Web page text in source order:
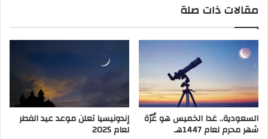
مقالات ذات صلة
السعودية.. غدا الخميس هو غُرّة
شهر محرم لعام 1447هـ
إندونيسيا تعلن موعد عيد الفطر
لعام 2025